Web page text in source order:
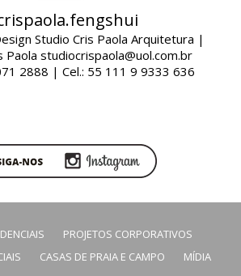
Studio Cris Paola Arquitetura |
Paola studiocrispaola@uol.com.br
2888 | Cel.: 55 111 9 9333 636
PROJETOS CORPORATIVOS
CASAS DE PRAIA E CAMPO
MÍDIA